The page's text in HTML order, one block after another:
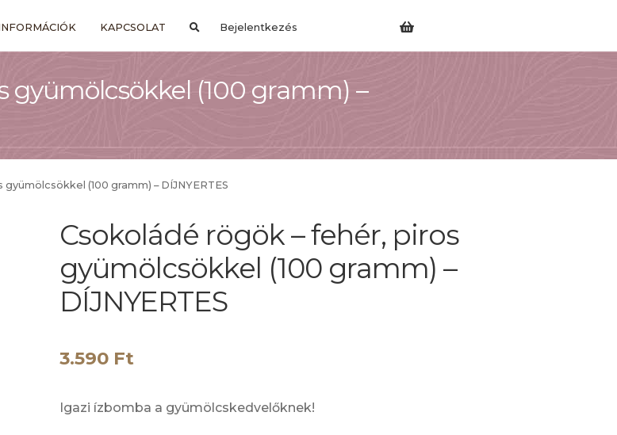
KAPCSOLAT Bejelentkezés
gyümölcsökkel (100 gramm) –
(100 gramm) – DÍJNYERTES
Csokoládé rögök – fehér, piros
gyümölcsökkel (100 gramm) –
DÍJNYERTES
3.590 Ft
Igazi ízbomba a gyümölcskedvelőknek!